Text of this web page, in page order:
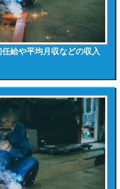
給や平均月収などの収入